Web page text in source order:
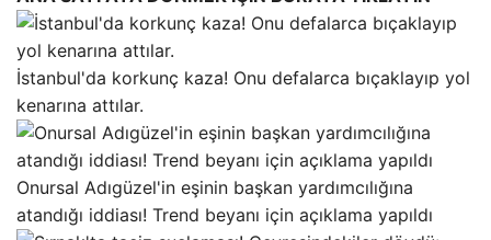
İstanbul'da korkunç kaza! Onu defalarca bıçaklayıp yol
kenarına attılar.
Onursal Adıgüzel'in eşinin başkan yardımcılığına
atandığı iddiası! Trend beyanı için açıklama yapıldı